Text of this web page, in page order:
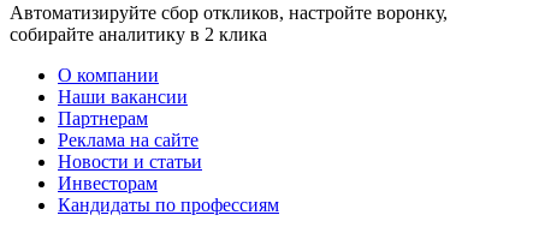
Автоматизируйте сбор откликов, настройте воронку,
собирайте аналитику в 2 клика
О компании
Наши вакансии
Партнерам
Реклама на сайте
Новости и статьи
Инвесторам
Кандидаты по профессиям